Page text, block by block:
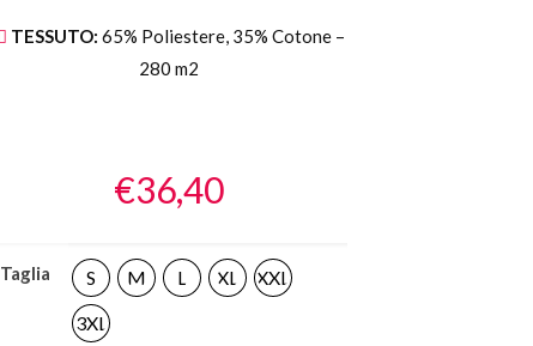
TESSUTO: 65% Poliestere, 35% Cotone –
280 m2
€36,40
Taglia S M L XL
XXL
3XL